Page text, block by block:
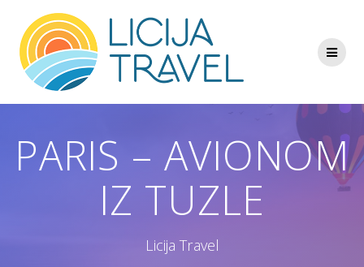
to
content
PARIS – AVIONOM
IZ TUZLE
Licija Travel